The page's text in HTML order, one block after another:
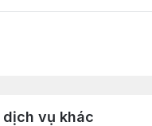
dịch vụ khác